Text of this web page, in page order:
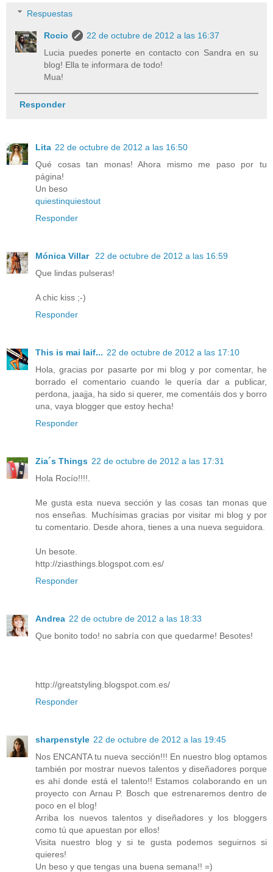
Respuestas
Rocio
22 de octubre de 2012 a las 16:37
Lucia puedes ponerte en contacto con Sandra en su
blog! Ella te informara de todo!
Mua!
Responder
Lita 22 de octubre de 2012 a las 16:50
Qué cosas tan monas! Ahora mismo me paso por tu
página!
Un beso
quiestinquiestout
Responder
Mónica Villar
22 de octubre de 2012 a las 16:59
Que lindas pulseras!
A chic kiss ;-)
Responder
This is mai laif... 22 de octubre de 2012 a las 17:10
Hola, gracias por pasarte por mi blog y por comentar, he
borrado el comentario cuando le quería dar a publicar,
perdona, jaajja, ha sido si querer, me comentáis dos y borro
una, vaya blogger que estoy hecha!
Responder
Zia´s Things 22 de octubre de 2012 a las 17:31
Hola Rocío!!!!.
Me gusta esta nueva sección y las cosas tan monas que
nos enseñas. Muchísimas gracias por visitar mi blog y por
tu comentario. Desde ahora, tienes a una nueva seguidora.
Un besote.
http://ziasthings.blogspot.com.es/
Responder
Andrea 22 de octubre de 2012 a las 18:33
Que bonito todo! no sabría con que quedarme! Besotes!
http://greatstyling.blogspot.com.es/
Responder
sharpenstyle 22 de octubre de 2012 a las 19:45
Nos ENCANTA tu nueva sección!!! En nuestro blog optamos
también por mostrar nuevos talentos y diseñadores porque
es ahí donde está el talento!! Estamos colaborando en un
proyecto con Arnau P. Bosch que estrenaremos dentro de
poco en el blog!
Arriba los nuevos talentos y diseñadores y los bloggers
como tú que apuestan por ellos!
Visita nuestro blog y si te gusta podemos seguirnos si
quieres!
Un beso y que tengas una buena semana!! =)